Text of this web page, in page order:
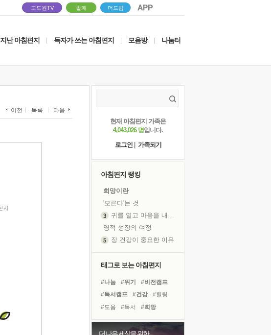
고도원TV 솔패 더드림
지난 아침편지 독자가 쓰는 아침편지 모음방 나눔터
이전 목록 다음
현재 아침편지 가족은
4,043,026 명입니다.
로그인
가족되기
아침편지 랭킹
희망이란
'모른다'는 것
귀를 열고 마음을 내어주고
영적 성장의 여정
장 건강이 중요한 이유
흙이 된 몸으로 출근하는 여자
꿈이 실제가 되는 것
태그로 보는 아침편지
#나눔 #위기
#비전캠프
#독서캠프
#건강
#힐링
#도움
#독서
#희망
#면역력
#사람
#삶